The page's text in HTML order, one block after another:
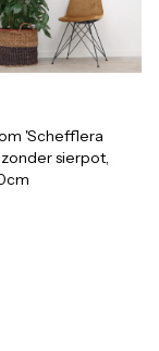
'Schefflera
sierpot,